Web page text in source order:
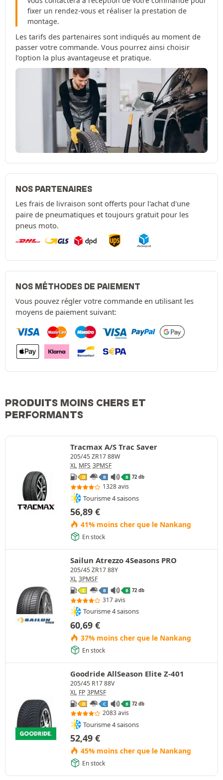
fixer un rendez-vous et réaliser la prestation de
montage.
Les tarifs des partenaires sont indiqués au moment de
passer votre commande. Vous pourrez ainsi choisir
l’option la plus avantageuse et pratique.
NOS PARTENAIRES
Les frais de livraison sont offerts pour l'achat d'une
paire de pneumatiques et toujours gratuit pour les
pneus moto.
NOS MÉTHODES DE PAIEMENT
Vous pouvez régler votre commande en utilisant les
moyens de paiement suivant:
PRODUITS MOINS CHERS ET
PERFORMANTS
Tracmax A/S Trac Saver
205/45 ZR17 88W
XL MFS 3PMSF
D B B 72 db
1328 avis
Tourisme 4 saisons
56,89 €
41% moins cher que le Nankang
En stock
Sailun Atrezzo 4Seasons PRO
205/45 ZR17 88Y
XL 3PMSF
C B B 72 db
317 avis
Tourisme 4 saisons
60,69 €
37% moins cher que le Nankang
En stock
Goodride AllSeason Elite Z-401
205/45 R17 88V
XL FP 3PMSF
D C B 72 db
2083 avis
Tourisme 4 saisons
52,49 €
45% moins cher que le Nankang
En stock